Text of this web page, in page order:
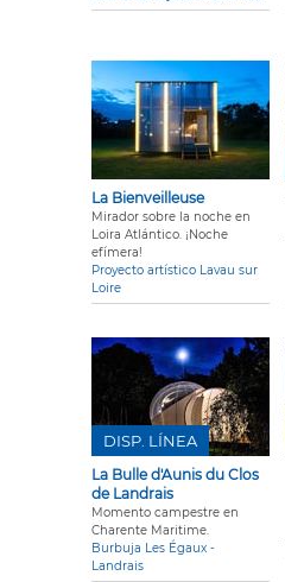
La Bienveilleuse
Mirador sobre la noche en
Loira Atlántico. ¡Noche
efímera!
Proyecto artístico Lavau sur
Loire
La Bulle d'Aunis du Clos
de Landrais
Momento campestre en
Charente Maritime.
Burbuja Les Égaux -
Landrais
DISP. LÍNEA